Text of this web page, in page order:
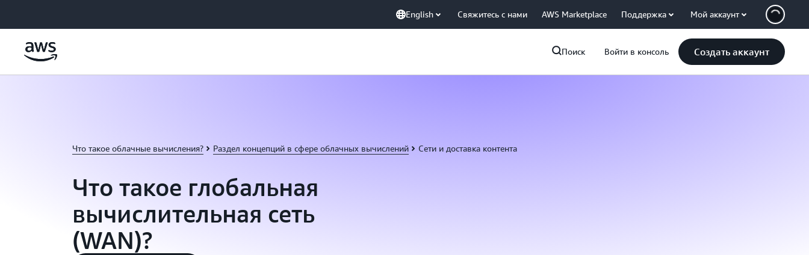
English Свяжитесь с нами AWS Marketplace Поддержка Мой аккаунт
Поиск Войти в консоль Создать аккаунт
Что такое облачные вычисления? Раздел концепций в сфере облачных вычислений Сети и доставка контента
Что такое глобальная
вычислительная сеть
(WAN)?